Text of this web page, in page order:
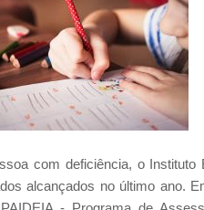
com deficiência, o Instituto
alcançados no último ano.